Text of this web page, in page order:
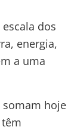
dos
energia,
a uma
somam hoje